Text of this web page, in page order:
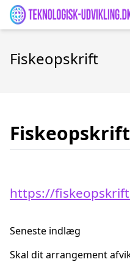
Fiskeopskrift
Fiskeopskrift
https://
Seneste indlæg
Skal dit arrangement